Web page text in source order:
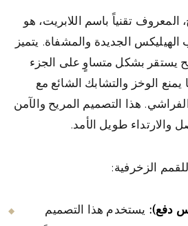
تقنياً باسم اللابريت، هو
الهيليكس الجديدة والمشفاة. يتميز
بشكل متساوٍ على الجزء
الوخز والتشابك الشائع مع
هذا التصميم المريح والآمن
والارتداء طويل الأمد.
الزخرفية:
دفع):يستخدم هذا التصميم